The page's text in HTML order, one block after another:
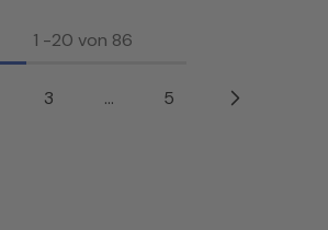
1 -20 von 86
3 … 5